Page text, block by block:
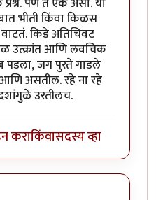
भीती किंवा किळस
किडे अतिचिवट
उत्क्रांत आणि लवचिक
जग पुरते गाडले
असतील. रहे ना रहे
उरतीलच.
कराकिंवासदस्य व्हा